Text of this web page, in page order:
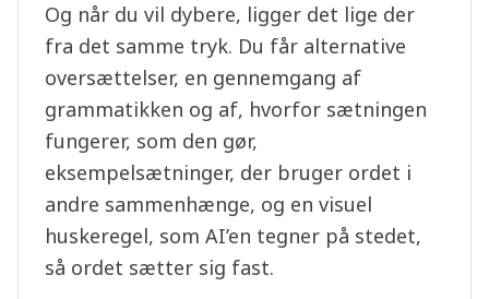
Og når du vil dybere, ligger det lige der
fra det samme tryk. Du får alternative
oversættelser, en gennemgang af
grammatikken og af, hvorfor sætningen
fungerer, som den gør,
eksempelsætninger, der bruger ordet i
andre sammenhænge, og en visuel
huskeregel, som AI’en tegner på stedet,
så ordet sætter sig fast.